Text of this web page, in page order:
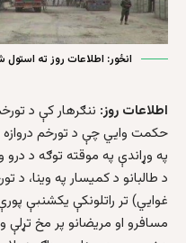
انځور: اطلاعات روز ته
اطلاعات روز: ننګرهار کې د
حکمت وايي چې د تورخم دروازه
په وړاندې په موقته توګه د درو
غوایي) تر راتلونکې يکشنبې
مسافرو او مریضانو پر مخ تړلې